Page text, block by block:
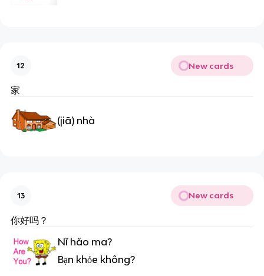
12 New cards
家
(jiā) nhà
13 New cards
你好吗？
Nǐ hǎo ma?
Bạn khỏe không?